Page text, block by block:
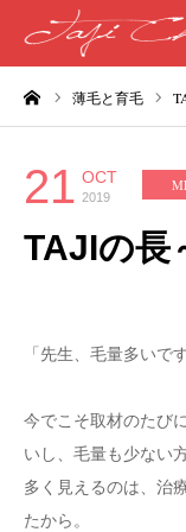
薄毛と育毛
21 OCT
2019
TAJIの長
「先生、毛量多いで
今でこそ取材のたび
いし、毛量も少ない
多く見えるのは、治
たから。
HOME
PROFILE
MEDICAL